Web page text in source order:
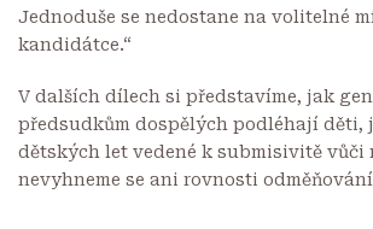
Jednoduše se nedostane na volitelné
kandidátce.“
V dalších dílech si představíme, jak
předsudkům dospělých podléhají děti,
dětských let vedené k submisivitě vůči
nevyhneme se ani rovnosti